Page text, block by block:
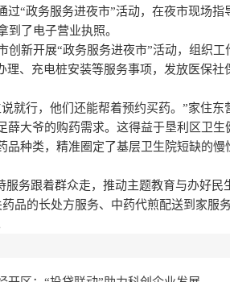
过“政务服务进夜市”活动，在夜市现场
到了电子营业执照。
新开展“政务服务进夜市”活动，组织工
理、充电桩安装等服务事项，发放医保
行，他们还能帮着预约买药。”家住东
薛大爷的购药需求。这得益于垦利区卫
品种类，精准圈定了基层卫生院短缺的
务跟着群众走，推动主题教育与办好民
品的长处方服务、中药代煎配送到家服